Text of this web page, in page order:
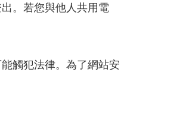
。若您與他人共用電
觸犯法律。為了網站安